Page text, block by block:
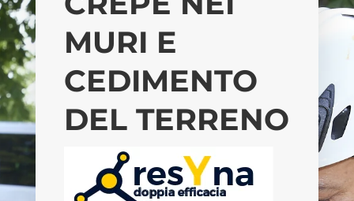
MURI E
CEDIMENTO
DEL TERRENO